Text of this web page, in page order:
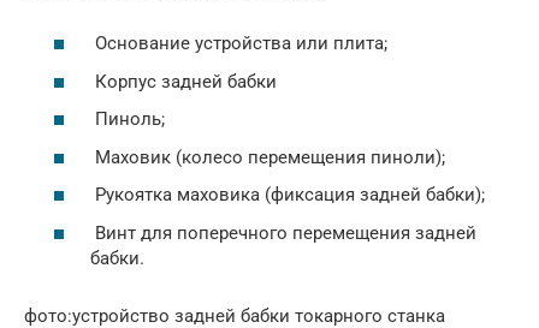
Основание устройства или плита;
Корпус задней бабки
Пиноль;
Маховик (колесо перемещения пиноли);
Рукоятка маховика (фиксация задней бабки);
Винт для поперечного перемещения задней
бабки.
фото:устройство задней бабки токарного станка